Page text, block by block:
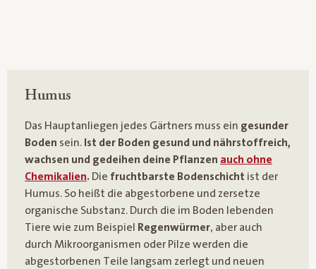
Humus
Das Hauptanliegen jedes Gärtners muss ein gesunder
Boden sein. Ist der Boden gesund und nährstoffreich,
wachsen und gedeihen deine Pflanzen auch ohne
Chemikalien. Die fruchtbarste Bodenschicht ist der
Humus. So heißt die abgestorbene und zersetze
organische Substanz. Durch die im Boden lebenden
Tiere wie zum Beispiel Regenwürmer, aber auch
durch Mikroorganismen oder Pilze werden die
abgestorbenen Teile langsam zerlegt und neuen